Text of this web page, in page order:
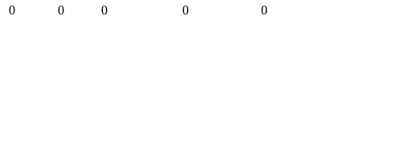
0
0 0 0 0